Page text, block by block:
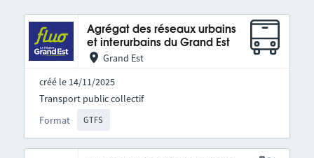
Agrégat des réseaux urbains
et interurbains du Grand Est
Grand Est
créé le 14/11/2025
Format GTFS
Transport public collectif